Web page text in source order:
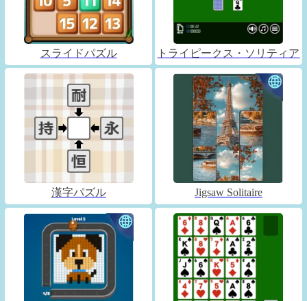
スライドパズル トライピークス・ソリティア
漢字パズル Jigsaw Solitaire